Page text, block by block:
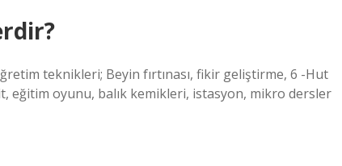
teknikleri; Beyin fırtınası, fikir geliştirme, 6 -Hut
eğitim oyunu, balık kemikleri, istasyon, mikro dersler